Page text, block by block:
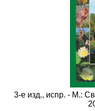
3-е изд., испр. - М.: